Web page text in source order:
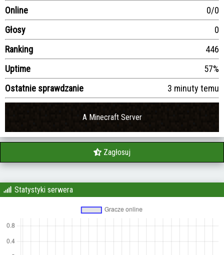
Online
0/0
Głosy
0
Ranking
446
Uptime
57%
Ostatnie sprawdzanie
3 minuty temu
A Minecraft Server
Zagłosuj
Statystyki serwera